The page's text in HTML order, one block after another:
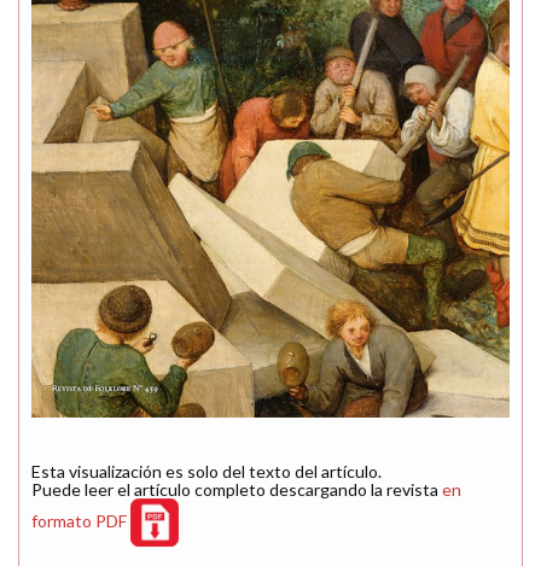
Esta visualización es solo del texto del artículo.
Puede leer el artículo completo descargando la revista en
formato PDF